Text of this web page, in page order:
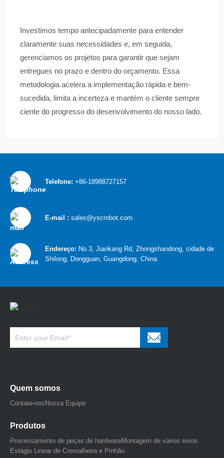
Investimos tempo antecipadamente para entender
claramente suas necessidades e, em seguida,
gerenciamos os projetos para garantir que sejam
entregues no prazo e dentro do orçamento. Essa
metodologia acelera a implementação rápida e bem-
sucedida, limita a incerteza e mantém o cliente sempre
ciente do progresso do desenvolvimento do nosso lado.
Telefone: +86-18988727157
E-mail : sales@yscrobot.com
Endereço: No.3, Jiankang Rd, Zhongshandong, cidade de
Shilong, Dongguan, Guangdong, China
Quem somos
Contate-nos Nossa Equipe
Produtos
Processamento de peças de hardwareMontagem de vários eixos
Estágio Linear de Cremalheira e Pinhão